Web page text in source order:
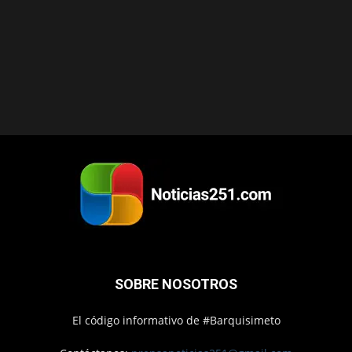
SOBRE NOSOTROS
El código informativo de #Barquisimeto